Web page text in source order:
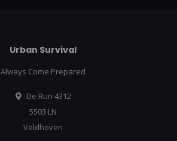
Urban Survival
Always Come Prepared
De Run 4312
5503 LN
Veldhoven